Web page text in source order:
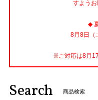
すようお
◆
8月8日（
※ご対応は8月
Search 商品検索